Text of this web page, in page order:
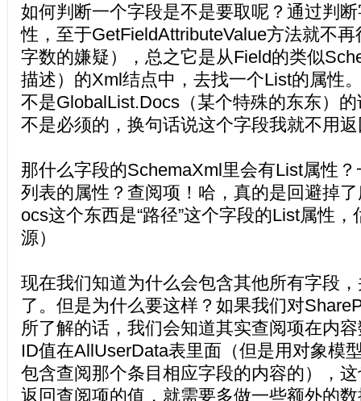
如何判断一个字段是不是要取呢？通过判
性，至于GetFieldAttributeValue方法就不
字数的嫌疑），总之它是从Field的类似
描述）的Xml结点中，去找一个List的属性
不是GlobalList.Docs（某个特殊的东东）
不是必须的，换句话说这个字段我就不用
那什么字段的SchemaXml里会有List属性
列表的属性？查阅项！哈，真的是回避掉
ocs这个东西是“路径”这个字段的List属性
源）
现在我们知道为什么会包含其他所有字段
了。但是为什么要这样？如果我们对
所了解的话，我们会知道其实查阅项在内
ID值在AllUserData表里面（但是用对象模
包含查阅那个条目相应字段的内容的），
返回查阅项的值，就需要多做一些额外的